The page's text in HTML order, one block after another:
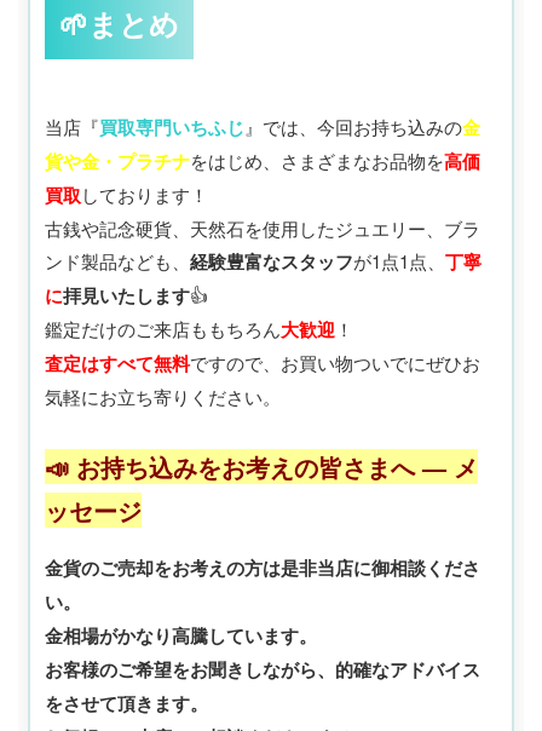
🌱まとめ
当店『買取専門いちふじ 』では、今回お持ち込みの金
貨や金・プラチナをはじめ、さまざまなお品物を高価
買取しております！
古銭や記念硬貨、天然石を使用したジュエリー、ブラ
ンド製品なども、 経験豊富なスタッフが1点1点、 丁寧
に拝見いたします👍
鑑定だけのご来店ももちろん大歓迎 ！
査定はすべて無料ですので、お買い物ついでにぜひお
気軽にお立ち寄りください。
📣 お持ち込みをお考えの皆さまへ — メ
ッセージ
金貨のご売却をお考えの方は是非当店に御相談くださ
い。
金相場がかなり高騰しています。
お客様のご希望をお聞きしながら、的確なアドバイス
をさせて頂きます。